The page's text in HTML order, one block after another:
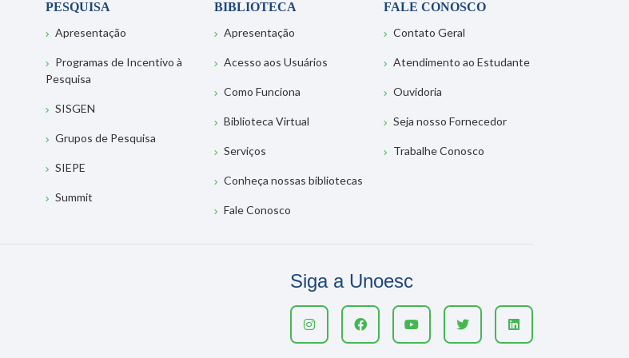
PESQUISA
Apresentação
Programas de Incentivo à
Pesquisa
SISGEN
Grupos de Pesquisa
SIEPE
Summit
BIBLIOTECA
Apresentação
Acesso aos Usuários
Como Funciona
Biblioteca Virtual
Serviços
Conheça nossas bibliotecas
Fale Conosco
FALE CONOSCO
Contato Geral
Atendimento ao Estudante
Ouvidoria
Seja nosso Fornecedor
Trabalhe Conosco
Siga a Unoesc